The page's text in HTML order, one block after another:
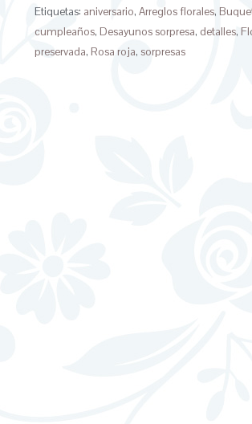
Etiquetas: aniversario,Arreglos florales,
cumpleaños, Desayunos sorpresa, detalles,
preservada, Rosa roja, sorpresas